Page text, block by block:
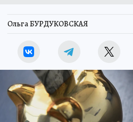
Ольга БУРДУКОВСКАЯ